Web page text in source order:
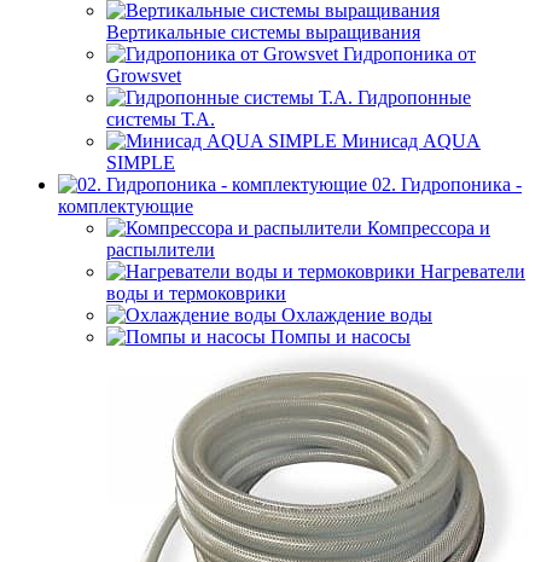
Вертикальные системы выращивания
Гидропоника от
Growsvet
Гидропонные
системы Т.A.
Минисад AQUA
SIMPLE
02. Гидропоника -
комплектующие
Компрессора и
распылители
Нагреватели
воды и термоковрики
Охлаждение воды
Помпы и насосы